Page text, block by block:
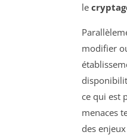
le
modifier
ce qui est
menaces
des